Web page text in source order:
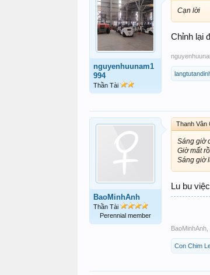
nguyenhuunam1
994
Thần Tài
Cạn lời
Chỉnh lại
BaoMinhAnh
Thần Tài
Perennial member
Thanh Vân
Sáng giờ
Giờ mất
Sáng giờ
Lu bu
BaoMinhAnh
Con Chim